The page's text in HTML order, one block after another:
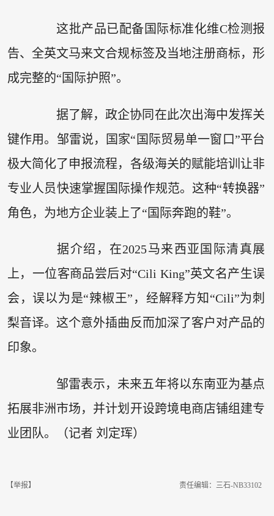
这批产品已配备国际标准化维C检测报
告、全英文马来文合规标签及当地注册商标，形
成完整的“国际护照”。
据了解，政企协同在此次出海中发挥关
键作用。邹雷说，国家“国际贸易单一窗口”平台
极大简化了申报流程，各级海关的赋能培训让非
专业人员快速掌握国际操作规范。这种“转换器”
角色，为地方企业装上了“国际奔跑的鞋”。
据介绍，在2025马来西亚国际清真展
上，一位客商品尝后对“Cili King”英文名产生误
会，误以为是“辣椒王”，经解释方知“Cili”为刺
梨音译。这个意外插曲反而加深了客户对产品的
印象。
邹雷表示，未来五年将以东南亚为基点
拓展非洲市场，并计划开设跨境电商店铺组建专
业团队。（记者 刘定珲）
【举报】 责任编辑：三石-NB33102